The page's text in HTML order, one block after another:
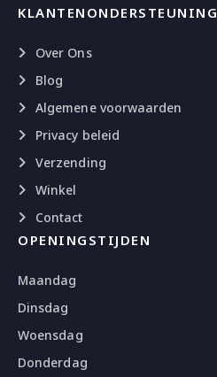
KLANTENONDERSTEUNING
Over Ons
Blog
Algemene voorwaarden
Privacy beleid
Verzending
Winkel
Contact
OPENINGSTIJDEN
Maandag
Dinsdag
Woensdag
Donderdag